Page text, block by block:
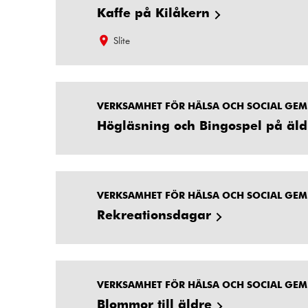
Kaffe på Kilåkern
Slite
VERKSAMHET FÖR HÄLSA OCH SOCIAL
Högläsning och Bingospel på
VERKSAMHET FÖR HÄLSA OCH SOCIAL
Rekreationsdagar
VERKSAMHET FÖR HÄLSA OCH SOCIAL
Blommor till äldre